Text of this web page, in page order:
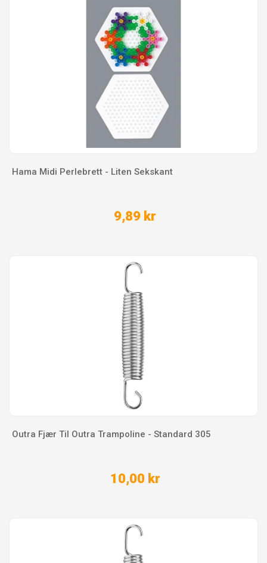
Hama Midi Perlebrett - Liten Sekskant
9,89 kr
Outra Fjær Til Outra Trampoline - Standard 305
10,00 kr